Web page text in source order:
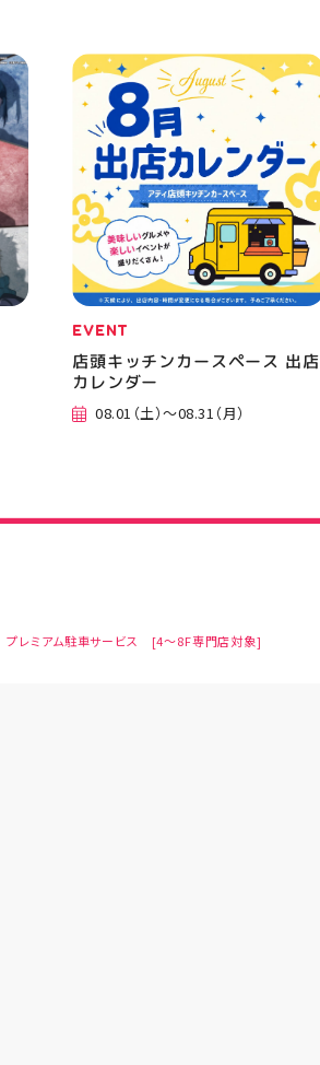
でお待ちしております
(⁠◍⁠•⁠ᴗ⁠•⁠◍⁠)⁠ ・ #ゼビオ #アティ
郡山 #福島美少女図鑑 #照山楓
香 #ASICS
EVENT
店頭キッチンカースペース 出店
カレンダー
08.01（土）～08.31（月）
プレミアム駐車サービス [4～8F専門店対象]